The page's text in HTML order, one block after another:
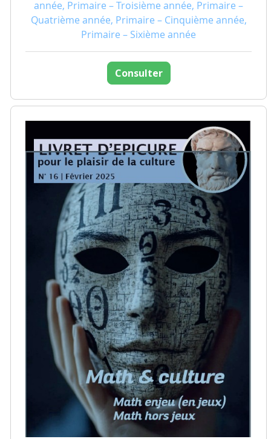
année, Primaire – Troisième année, Primaire –
Quatrième année, Primaire – Cinquième année,
Primaire – Sixième année
Consulter